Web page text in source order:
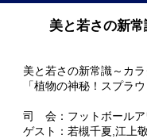
美と若さの新
美と若さの新常識～カ
「植物の神秘！スプラ
司 会：フットボールア
ゲスト：若槻千夏,江上